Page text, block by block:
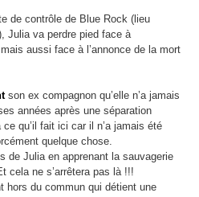
de contrôle de Blue Rock (lieu
Julia va perdre pied face à
mais aussi face à l’annonce de la mort
son ex compagnon qu’elle n’a jamais
années après une séparation
qu’il fait ici car il n’a jamais été
quelque chose.
de Julia en apprenant la sauvagerie
cela ne s’arrêtera pas là !!!
hors du commun qui détient une